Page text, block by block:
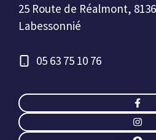
25 Route de Réalmont,
Labessonnié
05 63 75 10 76